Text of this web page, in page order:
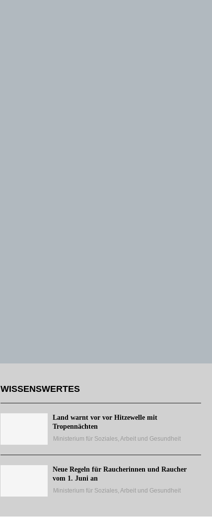
WISSENSWERTES
Land warnt vor vor Hitzewelle mit
Tropennächten
Ministerium für Soziales, Arbeit und Gesundheit
Neue Regeln für Raucherinnen und Raucher
vom 1. Juni an
Ministerium für Soziales, Arbeit und Gesundheit